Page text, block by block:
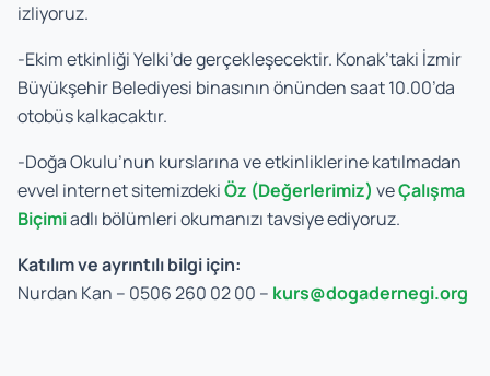
izliyoruz.
-Ekim etkinliği Yelki’de gerçekleşecektir. Konak’taki İzmir
Büyükşehir Belediyesi binasının önünden saat 10.00’da
otobüs kalkacaktır.
-Doğa Okulu’nun kurslarına ve etkinliklerine katılmadan
evvel internet sitemizdekiÖz (Değerlerimiz) veÇalışma
Biçimiadlı bölümleri okumanızı tavsiye ediyoruz.
Katılım ve ayrıntılı bilgi için:
Nurdan Kan – 0506 260 02 00 – kurs@dogadernegi.org